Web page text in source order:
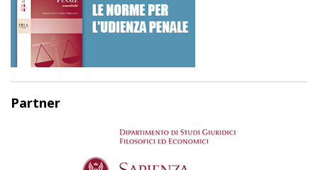
Partner